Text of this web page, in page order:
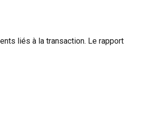
liés à la transaction. Le rapport